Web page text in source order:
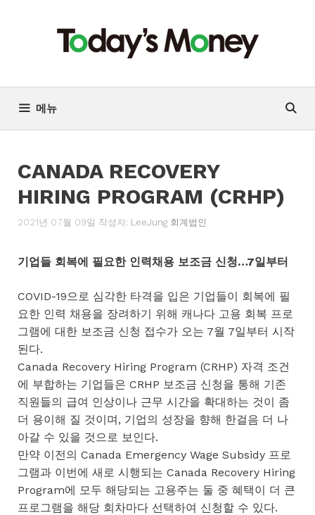
기
메뉴
CANADA RECOVERY
HIRING PROGRAM (CRHP)
2021년 07월 09일 작성자: LeeJung 회계법인
기업들 회복에 필요한 인력채용 보조금 신청…7일부터
COVID-19으로 심각한 타격을 입은 기업들이 회복에 필
요한 인력 채용을 장려하기 위해 캐나다 고용 회복 프로
그램에 대한 보조금 신청 접수가 오는 7월 7일부터 시작
된다.
Canada Recovery Hiring Program (CRHP) 자격 조건
에 부합하는 기업들은 CRHP 보조금 신청을 통해 기존
직원들의 급여 인상이나 근무 시간을 확대하는 것이 좀
더 용이해 질 것이며, 기업의 성장을 향해 한걸음 더 나
아갈 수 있을 것으로 보인다.
만약 이전의 Canada Emergency Wage Subsidy 프로
그램과 이번에 새로 시행되는 Canada Recovery Hiring
Program에 모두 해당되는 고용주는 둘 중 혜택이 더 큰
프로그램을 해당 회차마다 선택하여 신청할 수 있다.